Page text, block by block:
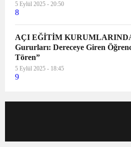
5 Eylül 2025 - 20:50
8
AÇI EĞİTİM KURUMLARINDA
Gururları: Dereceye Giren
Tören”
5 Eylül 2025 - 18:45
9